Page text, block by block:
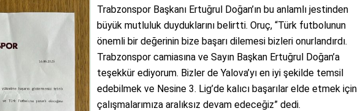
Trabzonspor Başkanı Ertuğrul Doğan’ın bu anlamlı jestinden
büyük mutluluk duyduklarını belirtti. Oruç, “Türk futbolunun
önemli bir değerinin bize başarı dilemesi bizleri onurlandırdı.
Trabzonspor camiasına ve Sayın Başkan Ertuğrul Doğan’a
teşekkür ediyorum. Bizler de Yalova’yı en iyi şekilde temsil
edebilmek ve Nesine 3. Lig’de kalıcı başarılar elde etmek için
çalışmalarımıza aralıksız devam edeceğiz” dedi.